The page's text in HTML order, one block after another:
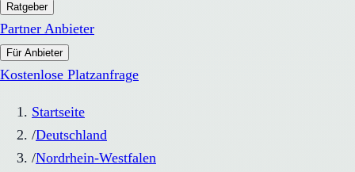
Ratgeber
Partner Anbieter
Für Anbieter
Kostenlose Platzanfrage
Startseite
/Deutschland
/Nordrhein-Westfalen